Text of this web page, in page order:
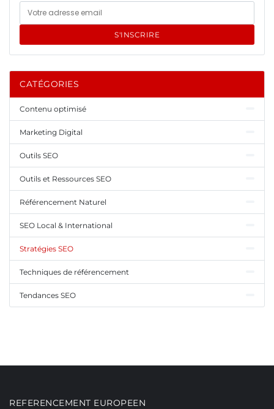
S'INSCRIRE
CATÉGORIES
Contenu optimisé
Marketing Digital
Outils SEO
Outils et Ressources SEO
Référencement Naturel
SEO Local & International
Stratégies SEO
Techniques de référencement
Tendances SEO
REFERENCEMENT EUROPEEN